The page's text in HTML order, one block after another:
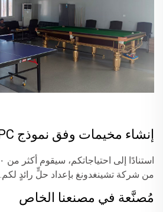
إنشاء مخيمات وفق نموذج EPC مخصص
من شركة تشينغدونغ بإعداد حلٍّ رائدٍ لكم.
مُصنَّعة في مصنعنا الخاص